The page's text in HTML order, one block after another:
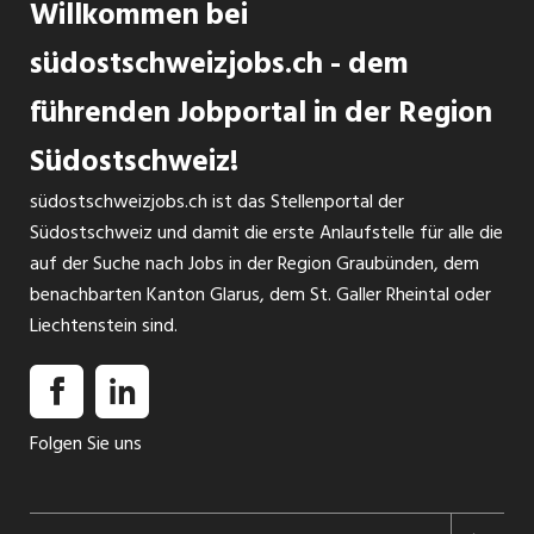
Vereinbarung einen Praktikumsplatz in der Abteilung
Robotik- und Sporttherapie mit einer Mindestdauer von 3
Immer neugierig auf neue innovative Therapien. Das
Umfeld in der Rehaklinik Zihlschlacht tut auch den rund 600
Mitarbeitenden gut.Hier hast du alle Zutaten für
Wohlbefinden bei unseren Gästen und dir: Ein geordneter,
familiärer Betrieb, regionale Produkte, moderne Menüs, viel
Wertschätzung und offener Austausch.
INSERAT ANSEHEN
Willkommen bei
südostschweizjobs.ch - dem
führenden Jobportal in der Region
Südostschweiz!
südostschweizjobs.ch ist das Stellenportal der
Südostschweiz und damit die erste Anlaufstelle für alle die
auf der Suche nach Jobs in der Region Graubünden, dem
benachbarten Kanton Glarus, dem St. Galler Rheintal oder
Liechtenstein sind.
Folgen Sie uns